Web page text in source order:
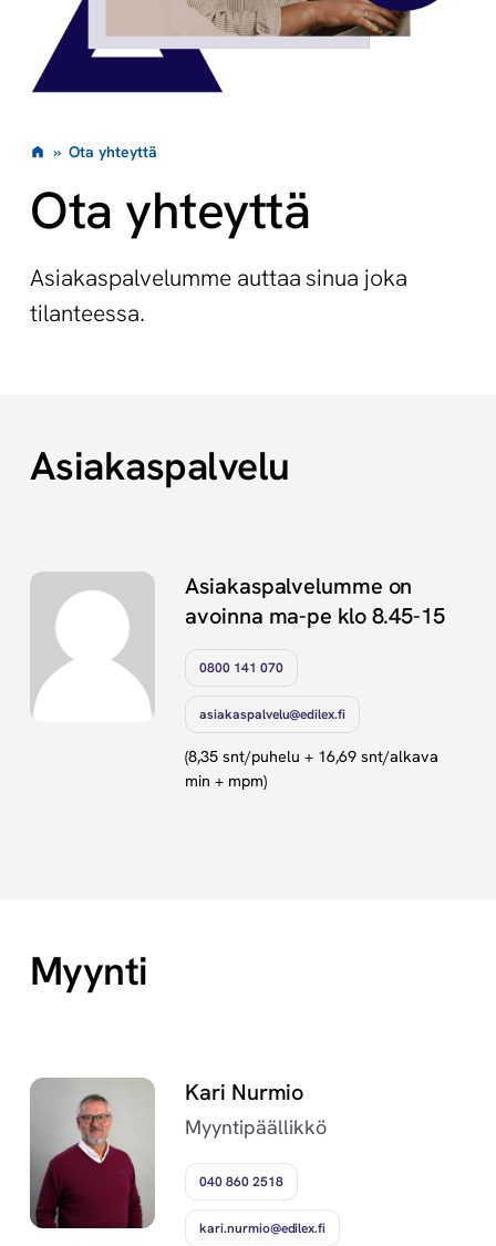
» Ota yhteyttä
Ota yhteyttä
Asiakaspalvelumme auttaa sinua joka
tilanteessa.
Asiakaspalvelu
Asiakaspalvelumme on
avoinna ma-pe klo 8.45-15
0800 141 070
asiakaspalvelu@edilex.fi
(8,35 snt/puhelu + 16,69 snt/alkava
min + mpm)
Myynti
Kari Nurmio
Myyntipäällikkö
040 860 2518
kari.nurmio@edilex.fi